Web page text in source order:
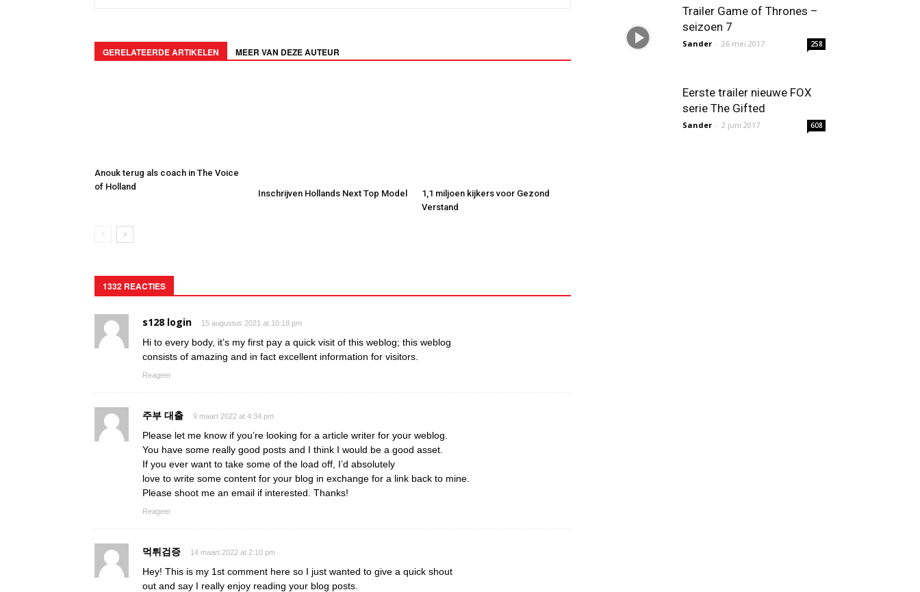
GERELATEERDE ARTIKELEN MEER VAN DEZE AUTEUR
Anouk terug als coach in The Voice
of Holland
Inschrijven Hollands Next Top Model
1,1 miljoen kijkers voor Gezond
Verstand
1332 REACTIES
s128 login 15 augustus 2021 at 10:18 pm
Hi to every body, it’s my first pay a quick visit of this weblog; this weblog
consists of amazing and in fact excellent information for visitors.
Reageer
주부 대출 9 maart 2022 at 4:34 pm
Please let me know if you’re looking for a article writer for your weblog.
You have some really good posts and I think I would be a good asset.
If you ever want to take some of the load off, I’d absolutely
love to write some content for your blog in exchange for a link back to mine.
Please shoot me an email if interested. Thanks!
Reageer
먹튀검증 14 maart 2022 at 2:10 pm
Hey! This is my 1st comment here so I just wanted to give a quick shout
out and say I really enjoy reading your blog posts.
Trailer Game of Thrones –
seizoen 7
Sander - 26 mei 2017 258
Eerste trailer nieuwe FOX
serie The Gifted
Sander - 2 juni 2017 608